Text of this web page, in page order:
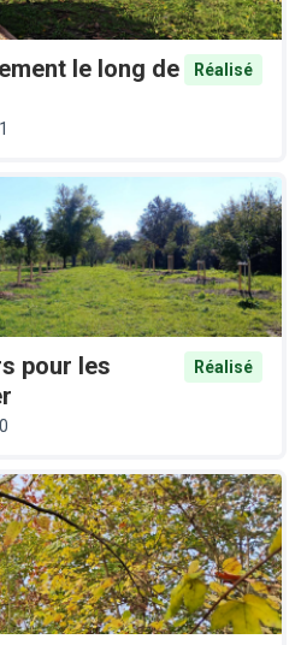
le long de
Réalisé
1
pour les
Réalisé
0